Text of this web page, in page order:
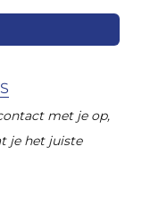
met je op,
je het juiste